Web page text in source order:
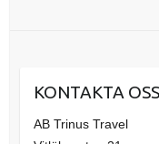
KONTAKTA OSS
AB Trinus Travel